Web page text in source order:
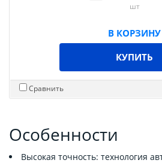
шт
В КОРЗИНУ
КУПИТЬ
Сравнить
Особенности
Высокая точность: технология